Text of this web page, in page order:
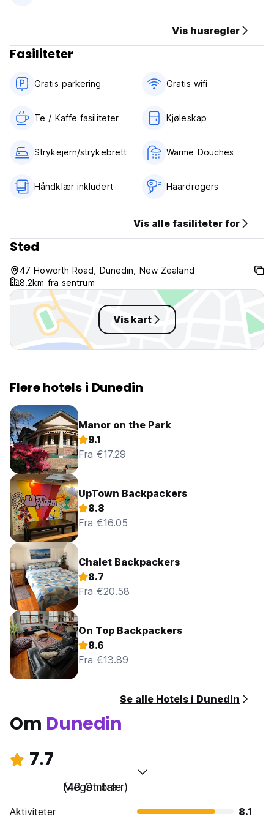
Vis husregler
Fasiliteter
Gratis parkering Gratis wifi‎
Te / Kaffe fasiliteter Kjøleskap
Strykejern/strykebrett Warme Douches
Håndklær inkludert Haardrogers
Vis alle fasiliteter for
Sted
47 Howorth Road, Dunedin, New Zealand
8.2km fra sentrum
Vis kart
Flere hotels i Dunedin
Manor on the Park
9.1
Fra €17.29
UpTown Backpackers
8.8
Fra €16.05
Chalet Backpackers
8.7
Fra €20.58
On Top Backpackers
8.6
Fra €13.89
Se alle Hotels i Dunedin
Om Dunedin
7.7
Meget bra
(40 Omtaler)
Aktiviteter
8.1